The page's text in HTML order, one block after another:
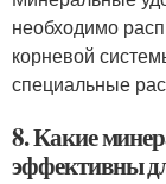
необходимо
корневой
специальные
8. Какие
эффективны